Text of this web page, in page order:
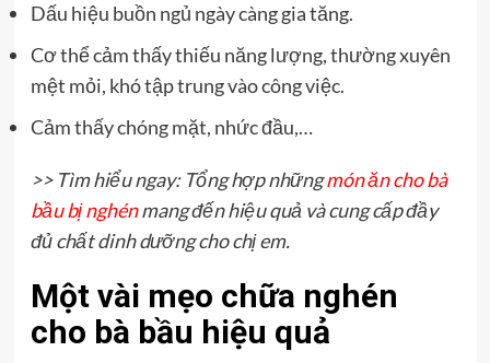
Dấu hiệu buồn ngủ ngày càng gia tăng.
Cơ thể cảm thấy thiếu năng lượng, thường xuyên
mệt mỏi, khó tập trung vào công việc.
Cảm thấy chóng mặt, nhức đầu,…
>> Tìm hiểu ngay: Tổng hợp nhữngmón ăn cho bà
bầu bị nghénmang đến hiệu quả và cung cấp đầy
đủ chất dinh dưỡng cho chị em.
Một vài mẹo chữa nghén
cho bà bầu hiệu quả